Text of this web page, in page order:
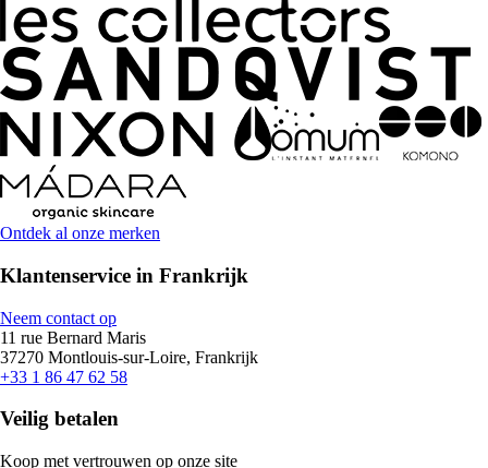
Ontdek al onze merken
Klantenservice in Frankrijk
Neem contact op
11 rue Bernard Maris
37270 Montlouis-sur-Loire, Frankrijk
+33 1 86 47 62 58
Veilig betalen
Koop met vertrouwen op onze site